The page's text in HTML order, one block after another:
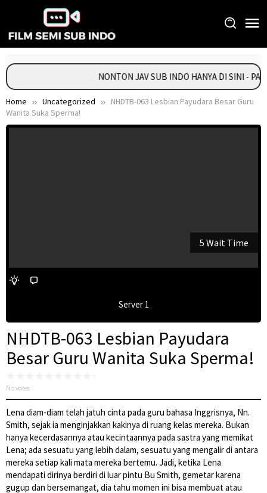
content
NONTON JAV SUB INDO HANYA DI SINI -
Home Uncategorized
NHDTB-063 Lesbian Payudara Besar Guru
Wanita Suka Sperma!
5 Wait Time
Server 1
NHDTB-063 Lesbian Payudara
Besar Guru Wanita Suka Sperma!
No votes
Lena diam-diam telah jatuh cinta pada guru bahasa Inggrisnya, Nn.
Smith, sejak ia menginjakkan kakinya di ruang kelas mereka. Bukan
hanya kecerdasannya atau kecintaannya pada sastra yang memikat
Lena; ada sesuatu yang lebih dalam, sesuatu yang mengalir di antara
mereka setiap kali mata mereka bertemu. Jadi, ketika Lena
mendapati dirinya berdiri di luar pintu Bu Smith, gemetar karena
gugup dan bersemangat, dia tahu momen ini bisa membuat atau